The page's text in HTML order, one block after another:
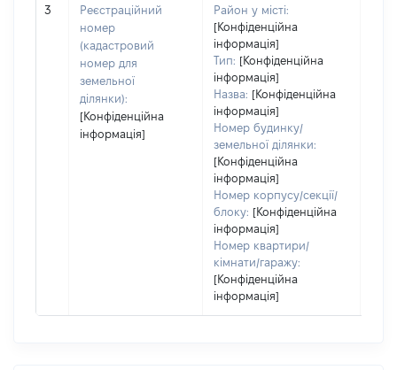
3
Реєстраційний
номер
(кадастровий
номер для
земельної
ділянки):
[Конфіденційна
інформація]
Район у місті:
[Конфіденційна
інформація]
Тип: [Конфіденційна
інформація]
Назва: [Конфіденційна
інформація]
Номер будинку/
земельної ділянки:
[Конфіденційна
інформація]
Номер корпусу/секції/
блоку: [Конфіденційна
інформація]
Номер квартири/
кімнати/гаражу:
[Конфіденційна
інформація]